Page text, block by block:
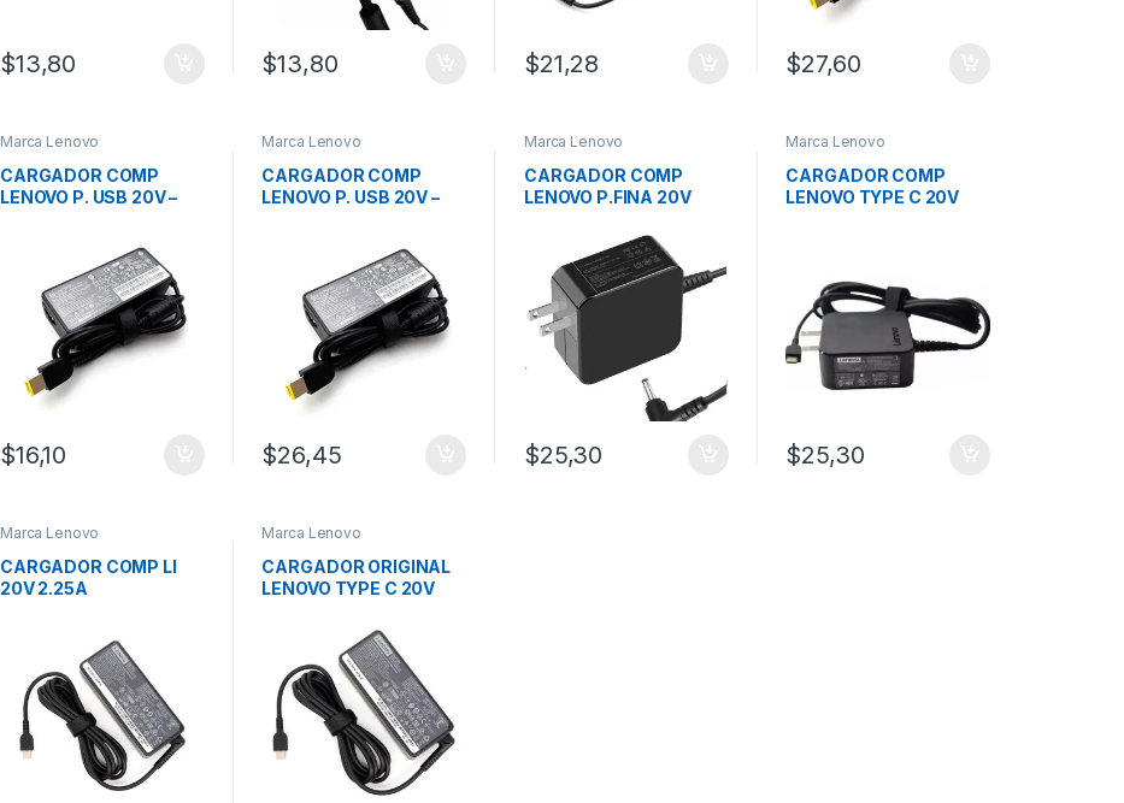
$13,80 $13,80 $21,28 $27,60
Marca Lenovo
CARGADOR COMP
LENOVO P. USB 20V –
$16,10
Marca Lenovo
CARGADOR COMP
LENOVO P. USB 20V –
$26,45
Marca Lenovo
CARGADOR COMP
LENOVO P.FINA 20V
$25,30
Marca Lenovo
CARGADOR COMP
LENOVO TYPE C 20V
$25,30
Marca Lenovo
CARGADOR COMP LI
20V 2.25A
Marca Lenovo
CARGADOR ORIGINAL
LENOVO TYPE C 20V